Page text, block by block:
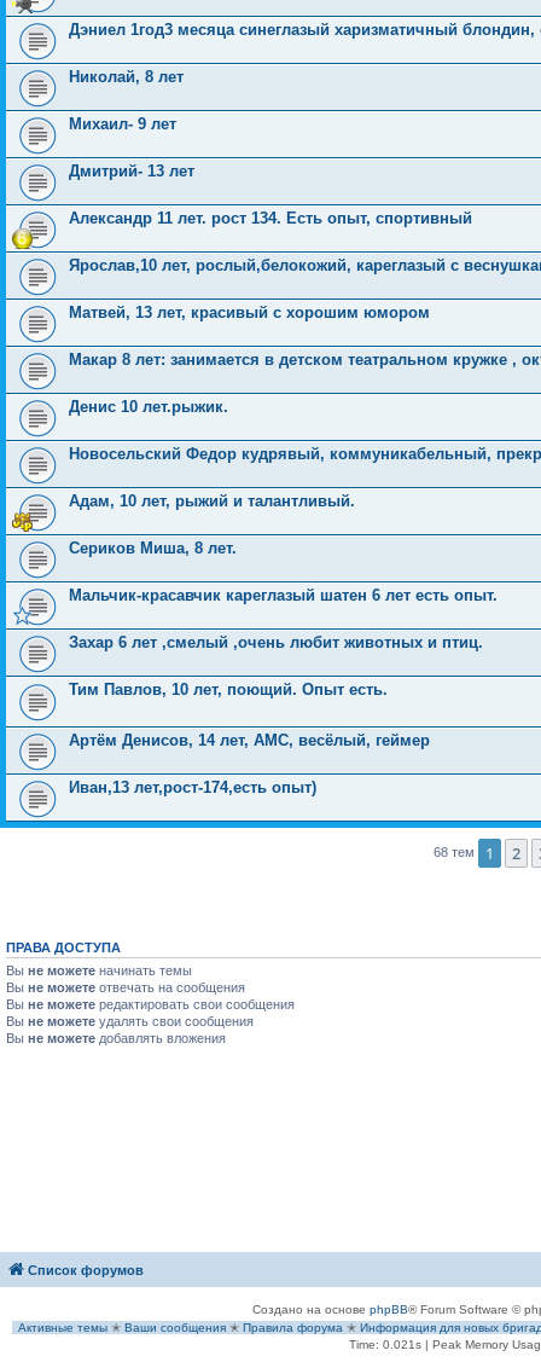
Дэниел 1год3 месяца синеглазый харизматичный
Николай, 8 лет
Михаил- 9 лет
Дмитрий- 13 лет
Александр 11 лет. рост 134. Есть опыт, спортивный
Ярослав,10 лет, рослый,белокожий, кареглазый с
Матвей, 13 лет, красивый с хорошим юмором
Макар 8 лет: занимается в детском театральном кружке ,
Денис 10 лет.рыжик.
Новосельский Федор кудрявый, коммуникабельный,
Адам, 10 лет, рыжий и талантливый.
Сериков Миша, 8 лет.
Мальчик-красавчик кареглазый шатен 6 лет есть опыт.
Захар 6 лет ,смелый ,очень любит животных и птиц.
Тим Павлов, 10 лет, поющий. Опыт есть.
Артём Денисов, 14 лет, АМС, весёлый, геймер
Иван,13 лет,рост-174,есть опыт)
68 тем 1 2
ПРАВА ДОСТУПА
Вы не можете начинать темы
Вы не можете отвечать на сообщения
Вы не можете редактировать свои сообщения
Вы не можете удалять свои сообщения
Вы не можете добавлять вложения
Список форумов
Создано на основе phpBB® Forum Software ©
Активные темы ✭ Ваши сообщения ✭ Правила форума ✭ Информация для новых
Time: 0.021s| Peak Memory